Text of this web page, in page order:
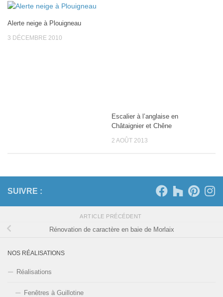
Alerte neige à Plouigneau
3 DÉCEMBRE 2010
Escalier à l’anglaise en
Châtaignier et Chêne
2 AOÛT 2013
SUIVRE :
ARTICLE PRÉCÉDENT
Rénovation de caractère en baie de Morlaix
NOS RÉALISATIONS
Réalisations
Fenêtres à Guillotine